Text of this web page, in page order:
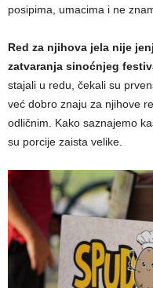
posipima, umacima i ne
Red za njihova jela nije
zatvaranja sinoćnjeg
stajali u redu, čekali su
već dobro znaju za njihove
odličnim. Kako saznajemo
su porcije zaista velike.